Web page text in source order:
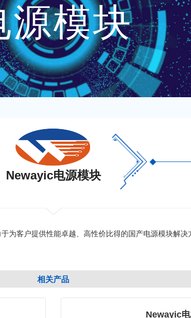
源模块
Newayic电源模块
为客户提供性能卓越、高性价比得的国产电源模块解
相关产品
Newayic